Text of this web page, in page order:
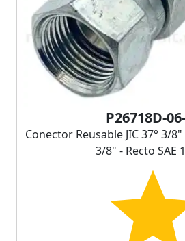
P26718D-
Conector Reusable JIC 37° 3/
3/8" - Recto SAE